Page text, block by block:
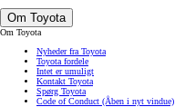
Om Toyota
Om Toyota
Nyheder fra Toyota
Toyota fordele
Intet er umuligt
Kontakt Toyota
Spørg Toyota
Code of Conduct (Åben i nyt vindue)